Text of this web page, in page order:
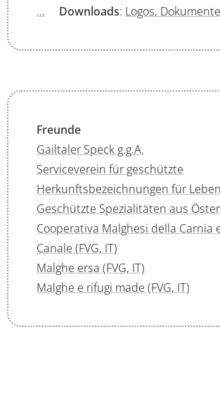
...
Downloads: Logos,
Freunde
Gailtaler Speck g.g.A.
Serviceverein für geschützte
Herkunftsbezeichnungen für
Geschützte Spezialitäten aus
Cooperativa Malghesi della Carnia
Canale (FVG, IT)
Malghe ersa (FVG, IT)
Malghe e rifugi made (FVG, IT)